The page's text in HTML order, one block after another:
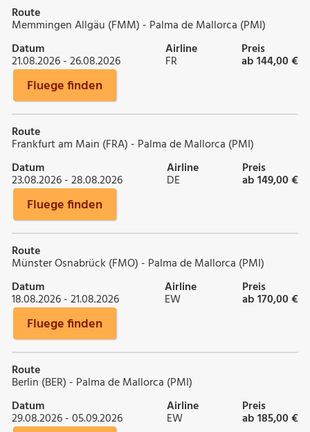
Route
Memmingen Allgäu (FMM) - Palma de Mallorca (PMI)
Datum
21.08.2026 - 26.08.2026
Airline
FR
Preis
ab 144,00 €
Fluege finden
Route
Frankfurt am Main (FRA) - Palma de Mallorca (PMI)
Datum
23.08.2026 - 28.08.2026
Airline
DE
Preis
ab 149,00 €
Fluege finden
Route
Münster Osnabrück (FMO) - Palma de Mallorca (PMI)
Datum
18.08.2026 - 21.08.2026
Airline
EW
Preis
ab 170,00 €
Fluege finden
Route
Berlin (BER) - Palma de Mallorca (PMI)
Datum
29.08.2026 - 05.09.2026
Airline
EW
Preis
ab 185,00 €